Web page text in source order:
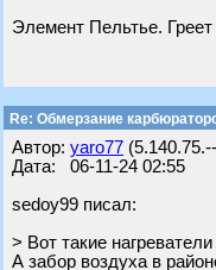
Элемент Пельтье.
Re: Обмерзание
Автор: yaro77
Дата: 06-11-24 02:55
sedoy99 писал:
> Вот такие
А забор воздуха в